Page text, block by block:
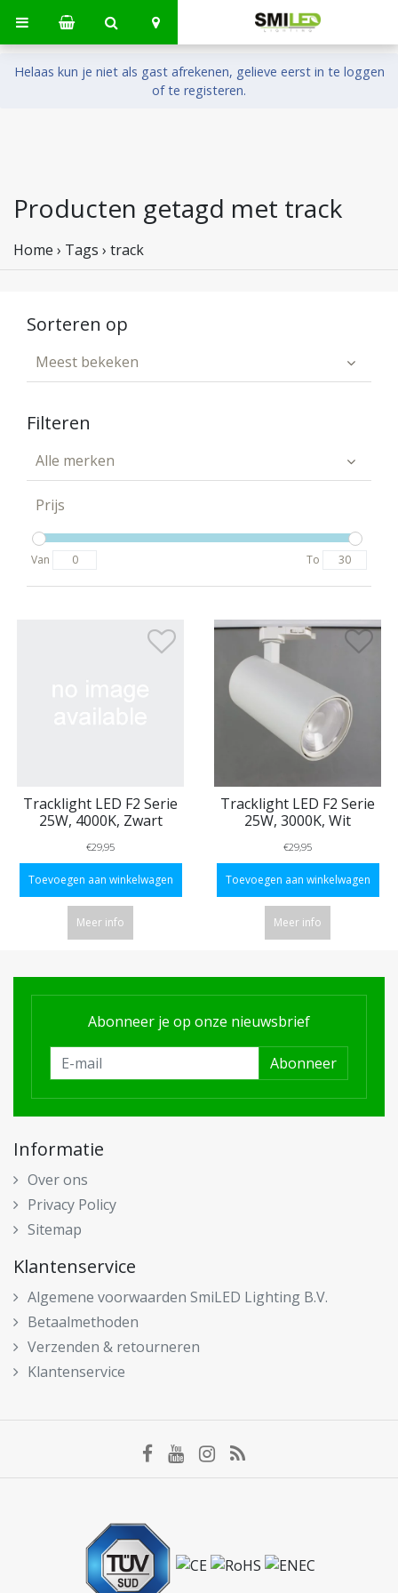
Helaas kun je niet als gast afrekenen, gelieve eerst in te loggen
of te registeren.
Producten getagd met track
Home › Tags › track
Sorteren op
Meest bekeken
Filteren
Alle merken
Prijs
Van To
Tracklight LED F2 Serie
25W, 4000K, Zwart
€29,95
Toevoegen aan winkelwagen
Meer info
Tracklight LED F2 Serie
25W, 3000K, Wit
€29,95
Toevoegen aan winkelwagen
Meer info
Abonneer je op onze nieuwsbrief
Abonneer
Informatie
Over ons
Privacy Policy
Sitemap
Klantenservice
Algemene voorwaarden SmiLED Lighting B.V.
Betaalmethoden
Verzenden & retourneren
Klantenservice